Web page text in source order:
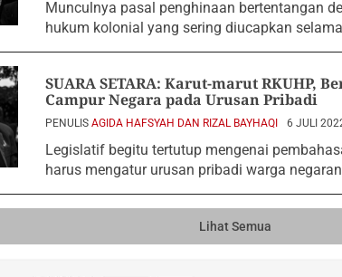
Munculnya pasal penghinaan bertentangan
hukum kolonial yang sering diucapkan
SUARA SETARA: Karut-marut RKUHP,
Campur Negara pada Urusan Pribadi
PENULIS AGIDA HAFSYAH DAN RIZAL BAYHAQI 6 JULI
Legislatif begitu tertutup mengenai
harus mengatur urusan pribadi warga
Lihat Semua